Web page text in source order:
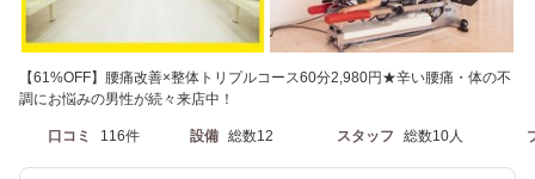
【61%OFF】腰痛改善×整体トリプルコース60分2,980円★辛い腰痛・体の不
調にお悩みの男性が続々来店中！
口コミ 116件 設備 総数12 スタッフ 総数10人